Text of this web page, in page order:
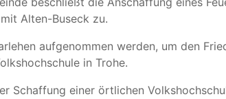
Alten-Buseck zu.
aufgenommen werden, um den
in Trohe.
Schaffung einer örtlichen